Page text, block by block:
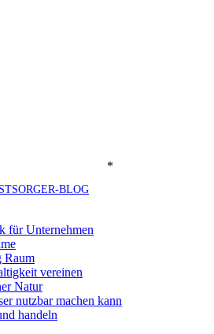
*
BLOG
für Unternehmen
Raum
vereinen
Natur
nutzbar machen kann
handeln